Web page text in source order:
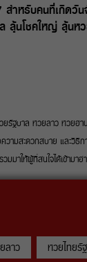
ำหรับคนที่เกิดวั
ลุ้นโชคใหญ่ ลุ้น
ยรัฐบาล หวยลาว หวยฮ
ความสะดวกสบาย และวิ
มมาให้ผู้ที่สนใจได้เข้าม
ลาว หวยไทยรัฐ